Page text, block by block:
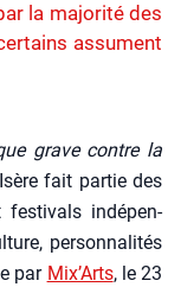
la majorité des
assument
grave contre la
fait par­tie des
fes­ti­vals indé­pen­
per­son­na­li­tés
par Mix’Arts, le 23